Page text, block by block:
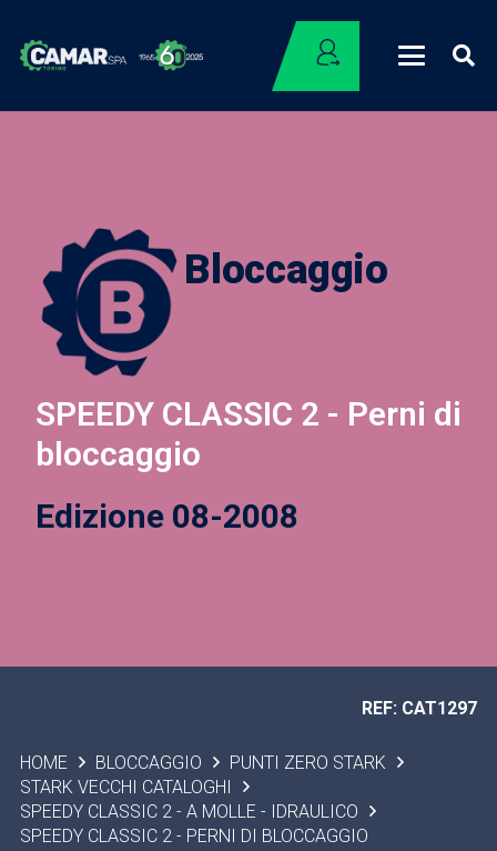
Bloccaggio
SPEEDY CLASSIC 2 - Perni di
bloccaggio
Edizione 08-2008
HOME BLOCCAGGIO
PUNTI ZERO STARK
STARK VECCHI CATALOGHI
SPEEDY CLASSIC 2 - A MOLLE - IDRAULICO
SPEEDY CLASSIC 2 - PERNI DI BLOCCAGGIO
REF: CAT1297